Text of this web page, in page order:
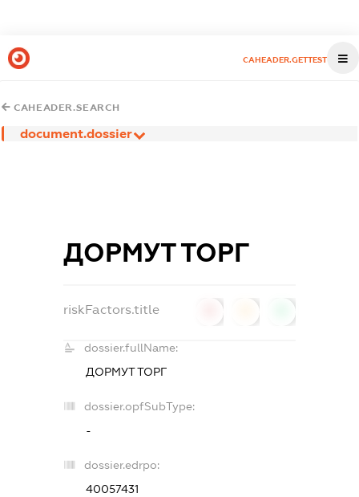
CAHEADER.GETTEST
CAHEADER.SEARCH
document.dossier
ДОРМУТ ТОРГ
riskFactors.title
dossier.fullName:
ДОРМУТ ТОРГ
dossier.opfSubType:
-
dossier.edrpo:
40057431